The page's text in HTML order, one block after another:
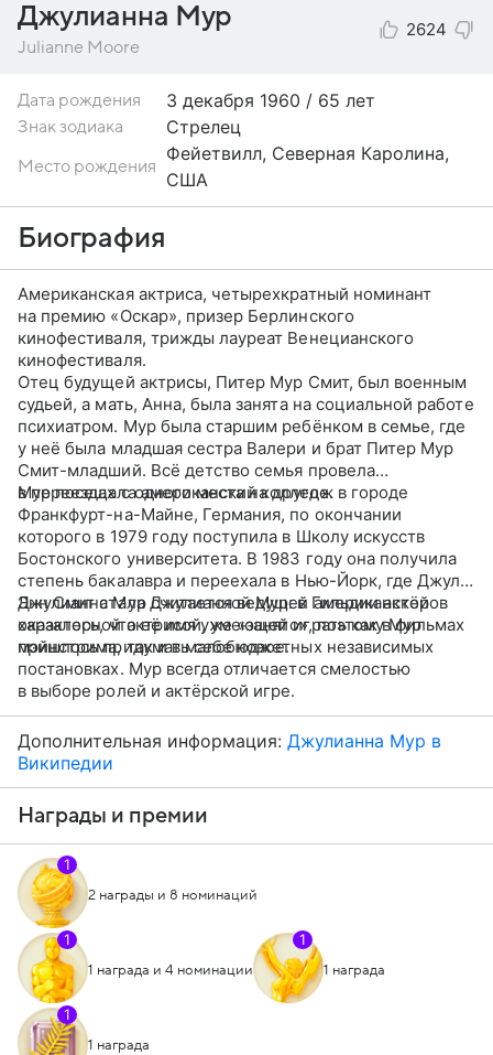
Джулианна Мур
Julianne Moore
2624
Дата рождения 3 декабря 1960 / 65 лет
Знак зодиака Стрелец
Место рождения
Фейетвилл, Северная Каролина,
США
Награды и премии
1
2 награды и 8 номинаций
1
1 награда и 4 номинации
1
1 награда
1
1 награда
Биография
Американская актриса, четырехкратный номинант
на премию «Оскар», призер Берлинского
кинофестиваля, трижды лауреат Венецианского
кинофестиваля.
Отец будущей актрисы, Питер Мур Смит, был военным
судьей, а мать, Анна, была занята на социальной работе
психиатром. Мур была старшим ребёнком в семье, где
у неё была младшая сестра Валери и брат Питер Мур
Смит-младший. Всё детство семья провела
в переездах с одного места на другое.
Мур посещала американский колледж в городе
Франкфурт-на-Майне, Германия, по окончании
которого в 1979 году поступила в Школу искусств
Бостонского университета. В 1983 году она получила
степень бакалавра и переехала в Нью-Йорк, где Джули
Энн Смит стала Джулианной Мур: в Гильдии актёров
оказалось, что её имя уже «занято», поэтому Мур
пришлось придумать себе новое.
Джулианна Мур считается ведущей американской
характерной актрисой, умеющей играть как в фильмах
мэйнстрима, так и в малобюджетных независимых
постановках. Мур всегда отличается смелостью
в выборе ролей и актёрской игре.
Дополнительная информация: Джулианна Мур в
Википедии